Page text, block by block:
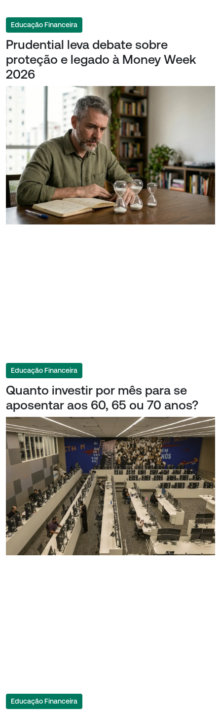
Educação Financeira
Prudential leva debate sobre
proteção e legado à Money Week
2026
Educação Financeira
Quanto investir por mês para se
aposentar aos 60, 65 ou 70 anos?
Educação Financeira